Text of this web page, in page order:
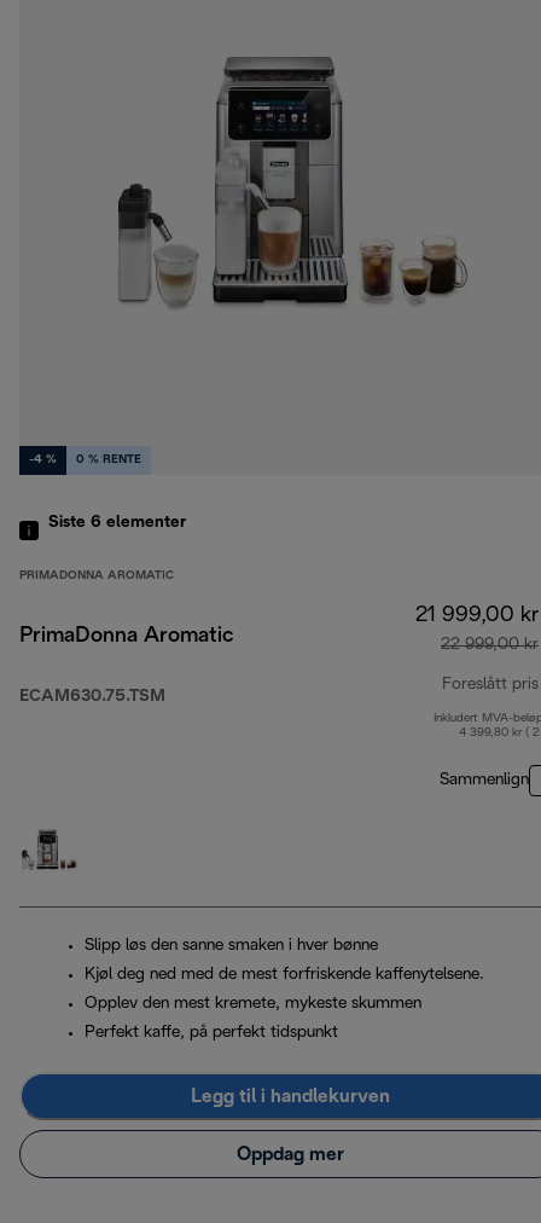
-4 % 0 % RENTE
Siste 6 elementer
PRIMADONNA AROMATIC
PrimaDonna Aromatic
ECAM630.75.TSM
21 999,00 kr
22 999,00 kr
Foreslått pris
Inkludert MVA-
4 399,80 kr (
Sammenlign
Slipp løs den sanne smaken i hver bønne
Kjøl deg ned med de mest forfriskende kaffenytelsene.
Opplev den mest kremete, mykeste skummen
Perfekt kaffe, på perfekt tidspunkt
Legg til i handlekurven
Oppdag mer